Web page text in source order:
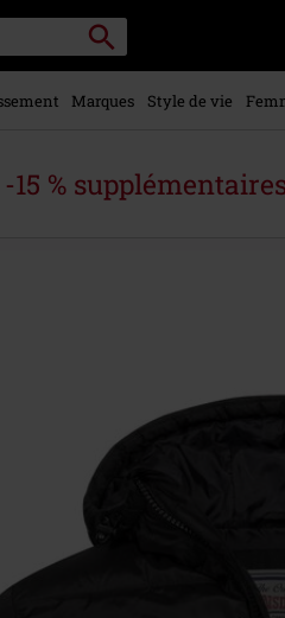
Rechercher
Marques Style de vie
15 %